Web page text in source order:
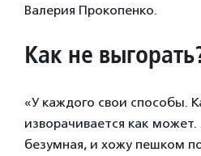
Валерия Прокопенко.
Как не
«У каждого свои способы.
изворачивается как может.
безумная, и хожу пешком